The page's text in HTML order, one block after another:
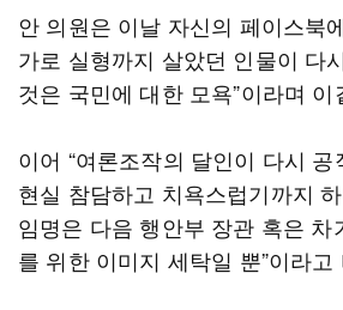
안 의원은 이날 자신의 페이스북
가로 실형까지 살았던 인물이 다
것은 국민에 대한 모욕”이라며 이
이어 “여론조작의 달인이 다시
현실 참담하고 치욕스럽기까지
임명은 다음 행안부 장관 혹은 차
를 위한 이미지 세탁일 뿐”이라고